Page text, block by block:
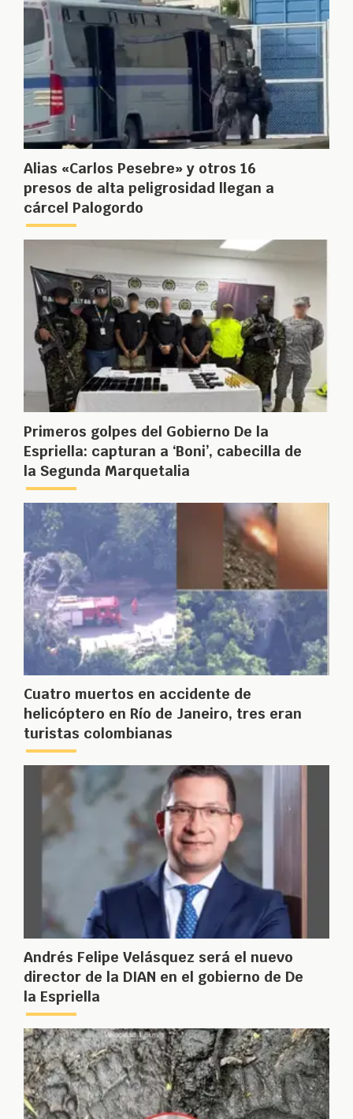
Alias «Carlos Pesebre» y otros 16
presos de alta peligrosidad llegan a
cárcel Palogordo
Primeros golpes del Gobierno De la
Espriella: capturan a ‘Boni’, cabecilla de
la Segunda Marquetalia
Cuatro muertos en accidente de
helicóptero en Río de Janeiro, tres eran
turistas colombianas
Andrés Felipe Velásquez será el nuevo
director de la DIAN en el gobierno de De
la Espriella